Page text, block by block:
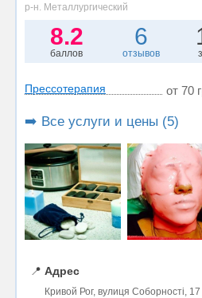
р-н. Металлургический
8.2
баллов
6
отзывов
Прессотерапия от 70
➡️ Все услуги и цены (5)
📍 Адрес
Кривой Рог, вулиця Соборності,